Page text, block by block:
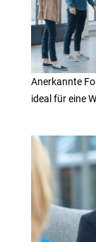
Anerkannte
ideal für eine